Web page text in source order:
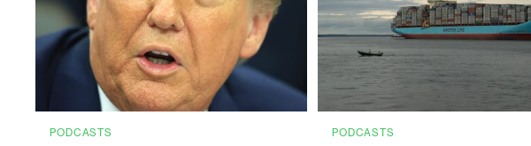
PODCASTS PODCASTS